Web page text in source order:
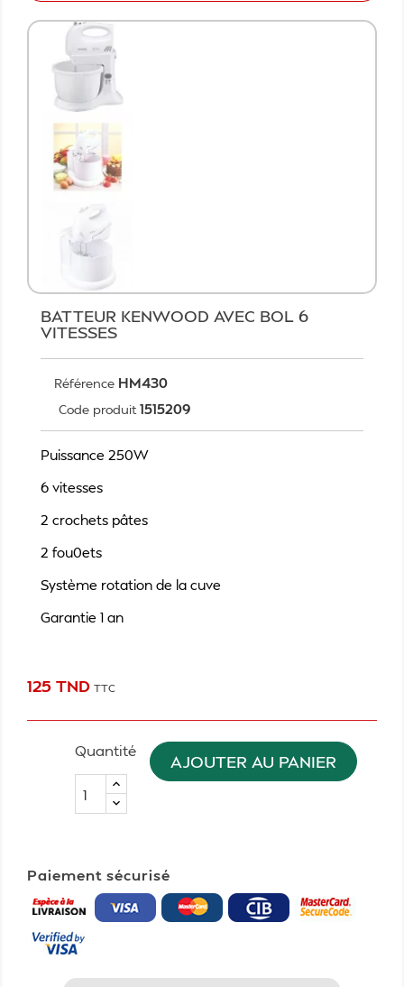
BATTEUR KENWOOD AVEC BOL 6
VITESSES
Référence HM430
Code produit 1515209
Puissance 250W
6 vitesses
2 crochets pâtes
2 fou0ets
Système rotation de la cuve
Garantie 1 an
125 TND TTC
Quantité
AJOUTER AU PANIER
Paiement sécurisé